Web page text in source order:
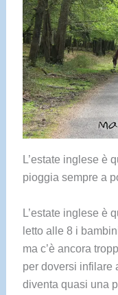
L’estate inglese è
pioggia sempre a
L’estate inglese è
letto alle 8 i
ma c’è ancora
per doversi infilare
diventa quasi una